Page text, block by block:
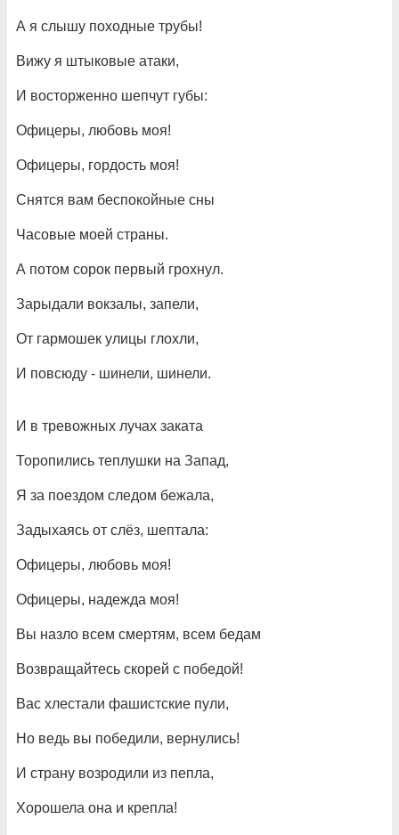
А я слышу походные трубы!
Вижу я штыковые атаки,
И восторженно шепчут губы:
Офицеры, любовь моя!
Офицеры, гордость моя!
Снятся вам беспокойные сны
Часовые моей страны.
А потом сорок первый грохнул.
Зарыдали вокзалы, запели,
От гармошек улицы глохли,
И повсюду - шинели, шинели.
И в тревожных лучах заката
Торопились теплушки на Запад,
Я за поездом следом бежала,
Задыхаясь от слёз, шептала:
Офицеры, любовь моя!
Офицеры, надежда моя!
Вы назло всем смертям, всем бедам
Возвращайтесь скорей с победой!
Вас хлестали фашистские пули,
Но ведь вы победили, вернулись!
И страну возродили из пепла,
Хорошела она и крепла!